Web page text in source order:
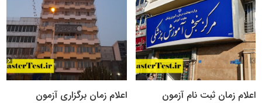
اعلام زمان ثبت نام آزمون
اعلام زمان برگزاری آزمون